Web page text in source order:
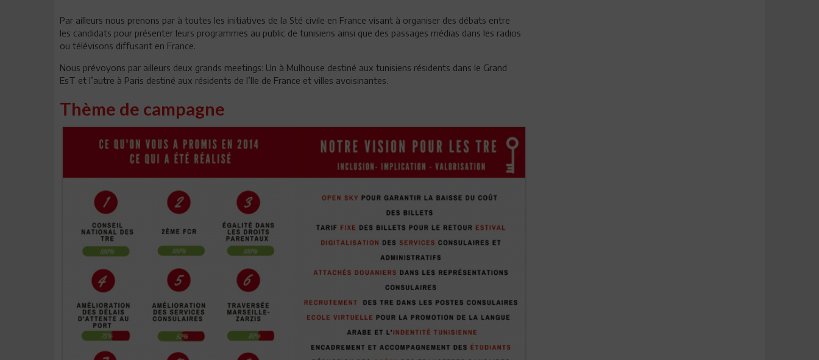
Par ailleurs nous prenons par à toutes les initiatives de la Sté civile en France visant à organiser des débats entre
les candidats pour présenter leurs programmes au public de tunisiens ainsi que des passages médias dans les radios
ou télévisons diffusant en France.
Nous prévoyons par ailleurs deux grands meetings: Un à Mulhouse destiné aux tunisiens résidents dans le Grand
EsT et l’autre à Paris destiné aux résidents de l’Ile de France et villes avoisinantes.
Thème de campagne